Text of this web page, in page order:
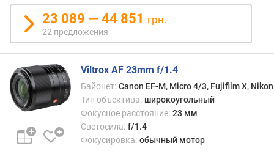
т
е
д
о
а
в
л
е
и
я
23 089 — 44 851 грн.
22 предложения
Viltrox AF 23mm f/1.4
Байонет: Canon EF-M, Micro 4/3, Fujifilm X, Nikon
Тип объектива: широкоугольный
Фокусное расстояние: 23 мм
Светосила: f/1.4
Фокусировка: обычный мотор